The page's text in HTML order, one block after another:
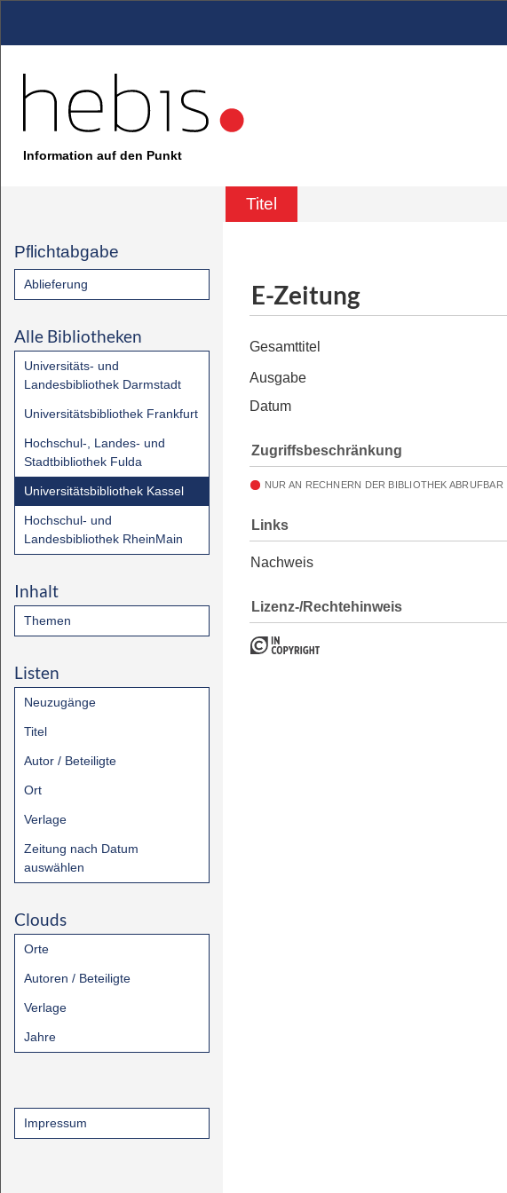
Information auf den Punkt
Titel
Pflichtabgabe
Ablieferung
Alle Bibliotheken
Universitäts- und
Landesbibliothek Darmstadt
Universitätsbibliothek Frankfurt
Hochschul-, Landes- und
Stadtbibliothek Fulda
Universitätsbibliothek Kassel
Hochschul- und
Landesbibliothek RheinMain
Inhalt
Themen
Listen
Neuzugänge
Titel
Autor / Beteiligte
Ort
Verlage
Zeitung nach Datum
auswählen
Clouds
Orte
Autoren / Beteiligte
Verlage
Jahre
Impressum
E-Zeitung
Gesamttitel
Ausgabe
Datum
Zugriffsbeschränkung
NUR AN RECHNERN DER BIBLIOTHEK ABRUFBAR
Links
Nachweis
Lizenz-/Rechtehinweis